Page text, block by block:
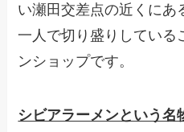
い瀬田交差点の近くにあ
一人で切り盛りしている
ンショップです。
シビアラーメンという名